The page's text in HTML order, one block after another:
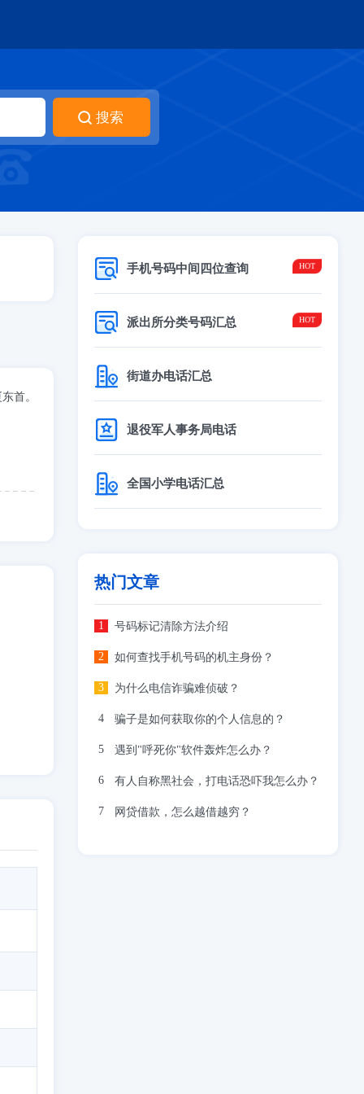
首。
手机号码中间四位查询
派出所分类号码汇总
街道办电话汇总
退役军人事务局电话
全国小学电话汇总
热门文章
号码标记清除方法介绍
如何查找手机号码的机主身份？
为什么电信诈骗难侦破？
骗子是如何获取你的个人信息的？
遇到"呼死你"软件轰炸怎么办？
有人自称黑社会，打电话恐吓我怎么办？
网贷借款，怎么越借越穷？